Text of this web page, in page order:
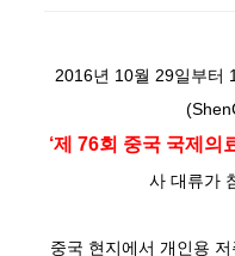
2016년 10월 29일부터
‘제 76회 중국 국제의
사 대류가
중국 현지에서 개인용